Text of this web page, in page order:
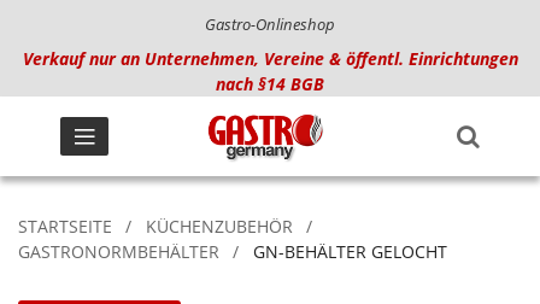
Gastro-Onlineshop
Verkauf nur an Unternehmen, Vereine & öffentl. Einrichtungen
nach §14 BGB
STARTSEITE
KÜCHENZUBEHÖR
GASTRONORMBEHÄLTER
GN-BEHÄLTER GELOCHT